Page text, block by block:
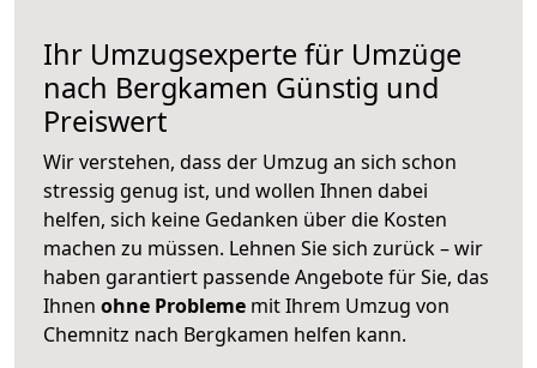
Ihr Umzugsexperte für Umzüge
nach Bergkamen Günstig und
Preiswert
Wir verstehen, dass der Umzug an sich schon
stressig genug ist, und wollen Ihnen dabei
helfen, sich keine Gedanken über die Kosten
machen zu müssen. Lehnen Sie sich zurück – wir
haben garantiert passende Angebote für Sie, das
Ihnen ohne Probleme mit Ihrem Umzug von
Chemnitz nach Bergkamen helfen kann.